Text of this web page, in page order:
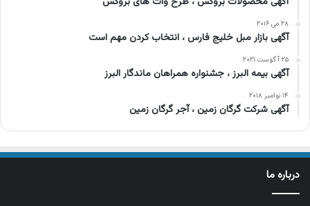
۲۸ می ۲۰۱۶
آگهی بازار مبل خلیج فارس ، انتخاب کردن مهم است
۲۵ آگوست ۲۰۲۱
آگهی بیمه البرز ، جشنواره همراهان ماندگار البرز
۱۴ نوامبر ۲۰۱۸
آگهی شرکت گرگان زمین ، آجر گرگان زمین
درباره ما